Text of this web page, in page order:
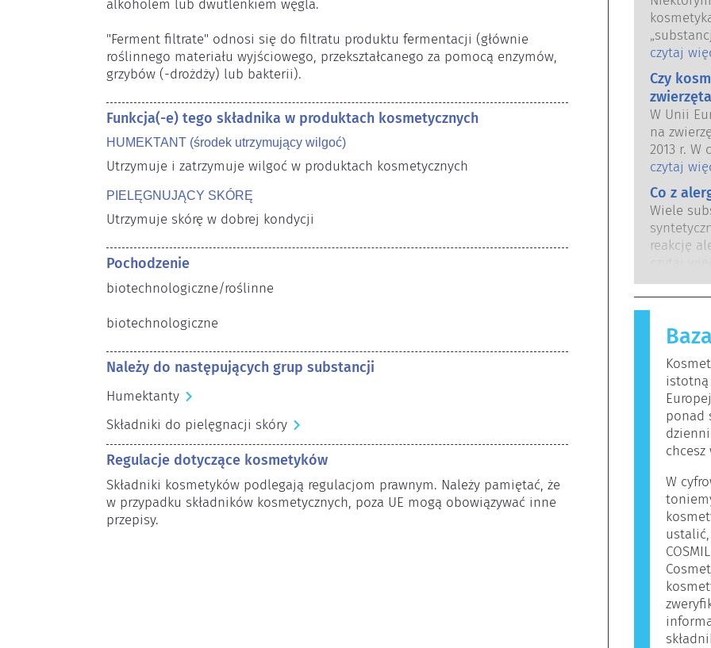
alkoholem lub dwutlenkiem węgla.
"Ferment filtrate" odnosi się do filtratu produktu fermentacji (głównie
roślinnego materiału wyjściowego, przekształcanego za pomocą enzymów,
grzybów (-drożdży) lub bakterii).
Funkcja(-e) tego składnika w produktach kosmetycznych
HUMEKTANT (środek utrzymujący wilgoć)
Utrzymuje i zatrzymuje wilgoć w produktach kosmetycznych
PIELĘGNUJĄCY SKÓRĘ
Utrzymuje skórę w dobrej kondycji
Pochodzenie
biotechnologiczne/roślinne
biotechnologiczne
Należy do następujących grup substancji
Humektanty
Składniki do pielęgnacji skóry
Regulacje dotyczące kosmetyków
Składniki kosmetyków podlegają regulacjom prawnym. Należy pamiętać, że
w przypadku składników kosmetycznych, poza UE mogą obowiązywać inne
przepisy.
niektóre
Tylko
hormon,
Wiele
silnym
których
czytaj
Czy
W Unii
na
2013 r. W
przed
tak aby
czytaj
Co z
Wiele
reakcję
reakcję
mogą
osób
oznacza
istotną
ponad
W